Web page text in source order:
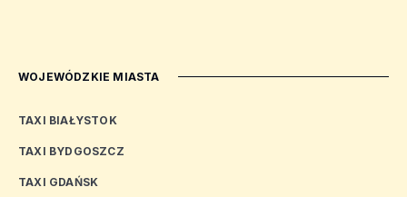
WOJEWÓDZKIE MIASTA
TAXI BIAŁYSTOK
TAXI BYDGOSZCZ
TAXI GDAŃSK